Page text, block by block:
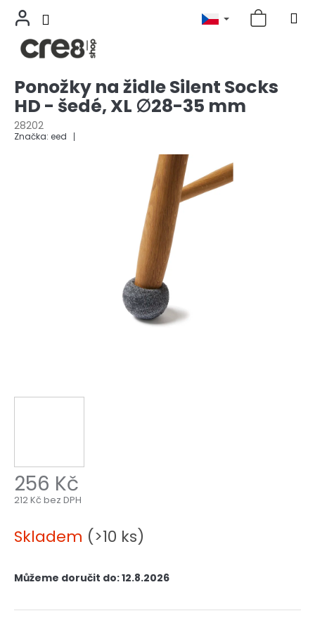
obsah
Ponožky na židle Silent Socks
HD - šedé, XL ∅28-35 mm
28202
Značka: eed
256 Kč
212 Kč bez DPH
cena:
Skladem (>10 ks)
Můžeme doručit do:12.8.2026